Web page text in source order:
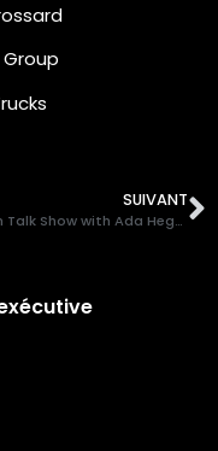
SUIVANT
Skavlan Talk Show with Ada Hegerberg